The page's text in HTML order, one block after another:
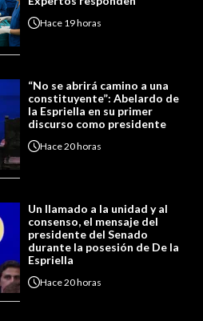
Hace 19 horas
“No se abrirá camino a una
constituyente”: Abelardo de
la Espriella en su primer
discurso como presidente
Hace20 horas
Un llamado a la unidad y al
consenso, el mensaje del
presidente del Senado
durante la posesión de De la
Espriella
Hace20 horas